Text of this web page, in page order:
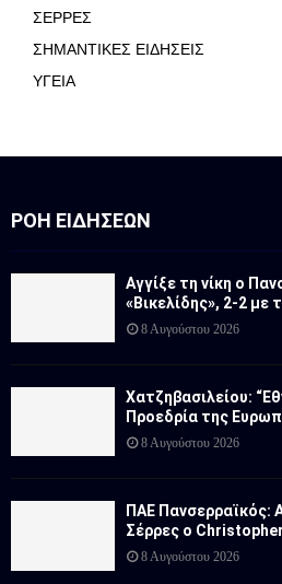
ΣΕΡΡΕΣ
ΣΗΜΑΝΤΙΚΕΣ ΕΙΔΗΣΕΙΣ
ΥΓΕΙΑ
ΡΟΉ ΕΙΔΉΣΕΩΝ
Αγγίξε τη νίκη ο
«Βικελίδης», 2-2 με
8 Αυγούστου 2026
Χατζηβασιλείου:
Προεδρία της
8 Αυγούστου 2026
ΠΑΕ Πανσερραϊκός:
Σέρρες ο
8 Αυγούστου 2026